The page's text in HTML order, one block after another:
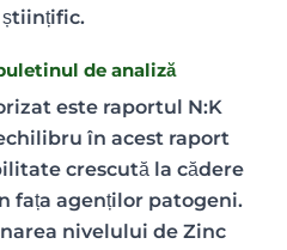
de analiză
este raportul N:K
în acest raport
crescută la cădere
fața agenților patogeni.
nivelului de Zinc